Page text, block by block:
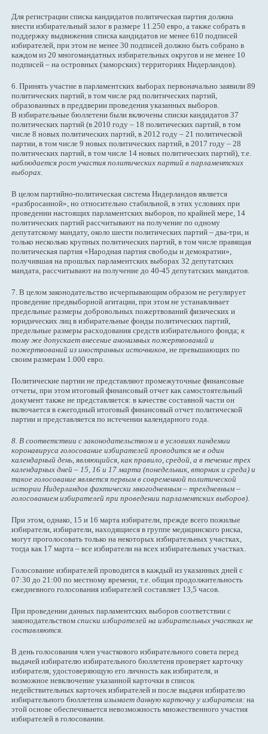
Для регистрации списка кандидатов политическая партия должна
внести избирательный залог в размере 11.250 евро, а также собрать в
поддержку выдвижения списка кандидатов не менее 610 подписей
избирателей, при этом не менее 30 подписей должно быть собрано в
каждом из 20 многомандатных избирательных округов и не менее 10
подписей – на островных (заморских) территориях Нидерландов).
6. Принять участие в парламентских выборах первоначально заявили 89
политических партий, в том числе ряд политических партий,
образованных в преддверии проведения указанных выборов.
В избирательные бюллетени были включены списки кандидатов 37
политических партий (в 2010 году – 18 политических партий, в том
числе 8 новых политических партий, в 2012 году – 21 политической
партии, в том числе 9 новых политических партий, в 2017 году – 28
политических партий, в том числе 14 новых политических партий), т.е.
наблюдается рост участия политических партий в парламентских
выборах.
В целом партийно-политическая система Нидерландов является
«разбросанной», но относительно стабильной, в этих условиях при
проведении настоящих парламентских выборов, по крайней мере, 14
политических партий рассчитывают на получение по одному
депутатскому мандату, около шести политических партий – два-три, и
только несколько крупных политических партий, в том числе правящая
политическая партия «Народная партия свободы и демократии»,
получившая на прошлых парламентских выборах 32 депутатских
мандата, рассчитывают на получение до 40-45 депутатских мандатов.
7. В целом законодательство исчерпывающим образом не регулирует
проведение предвыборной агитации, при этом не устанавливает
предельные размеры добровольных пожертвований физических и
юридических лиц в избирательные фонды политических партий,
предельные размеры расходования средств избирательного фонда; к
тому же допускает внесение анонимных пожертвований и
пожертвований из иностранных источников, не превышающих по
своим размерам 1.000 евро.
Политические партии не представляют промежуточные финансовые
отчеты, при этом итоговый финансовый отчет как самостоятельный
документ также не представляется: в качестве составной части он
включается в ежегодный итоговый финансовый отчет политической
партии и представляется по истечении календарного года.
8. В соответствии с законодательством и в условиях пандемии
коронавируса голосование избирателей проводится не в один
календарный день, являющийся, как правило, средой, а в течение трех
календарных дней – 15, 16 и 17 марта (понедельник, вторник и среда) и
такое голосование является первым в современной политической
истории Нидерландов фактически многодневным – трехдневным –
голосованием избирателей при проведении парламентских выборов).
При этом, однако, 15 и 16 марта избиратели, прежде всего пожилые
избиратели, избиратели, находящиеся в группе медицинского риска,
могут проголосовать только на некоторых избирательных участках,
тогда как 17 марта – все избиратели на всех избирательных участках.
Голосование избирателей проводится в каждый из указанных дней с
07:30 до 21:00 по местному времени, т.е. общая продолжительность
ежедневного голосования избирателей составляет 13,5 часов.
При проведении данных парламентских выборов соответствии с
законодательством списки избирателей на избирательных участках не
составляются.
В день голосования член участкового избирательного совета перед
выдачей избирателю избирательного бюллетеня проверяет карточку
избирателя, удостоверяющую его личность как избирателя, и
возможное невключение указанной карточки в список
недействительных карточек избирателей и после выдачи избирателю
избирательного бюллетеня изымает данную карточку у избирателя: на
этой основе обеспечивается невозможность множественного участия
избирателей в голосовании.